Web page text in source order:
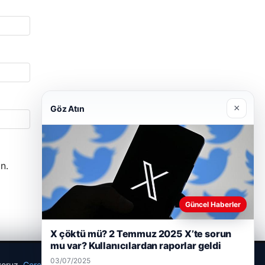
Göz Atın ×
Güncel Haberler
X çöktü mü? 2 Temmuz 2025 X’te sorun
mu var? Kullanıcılardan raporlar geldi
03/07/2025